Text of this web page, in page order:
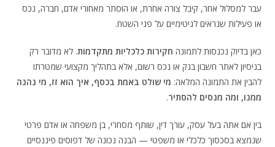
עבר למסלול אחר, קיבל צורה אחרת, או הוסתר מאחורי אדם, חברה, נכס
או פעילות שנראים לגיטימיים על פני השטח.
כאן בדיוק נכנסות לתמונה חקירות כלכליות מתקדמות. לא מדובר רק
בניסיון לאתר חשבון בנק או נכס רשום, אלא בתהליך מקצועי שמטרתו
להבין את התמונה המלאה: מי שולט באמת בכסף, איך הוא זז, מי נהנה
ממנו, ומה מנסים להסתיר.
בין אם אתה בעל עסק, עורך דין, שותף מסחרי, בן משפחה או אדם פרטי
שנמצא בסכסוך כלכלי או משפטי — הבנה נכונה של דפוסים פיננסיים